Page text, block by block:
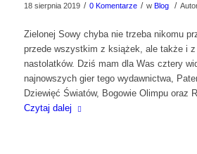
18 sierpnia 2019 / 0 Komentarze / w Blog /
Zielonej Sowy chyba nie trzeba nikomu
przede wszystkim z książek, ale także i
nastolatków. Dziś mam dla Was cztery
najnowszych gier tego wydawnictwa,
Dziewięć Światów, Bogowie Olimpu oraz
Czytaj dalej